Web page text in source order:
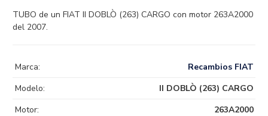
TUBO de un FIAT II DOBLÒ (263) CARGO con motor 263A2000
del 2007.
Marca:
Recambios FIAT
Modelo:
II DOBLÒ (263) CARGO
Motor:
263A2000